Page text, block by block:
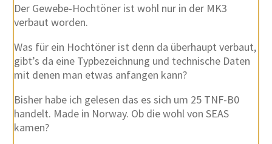
Der Gewebe-Hochtöner ist wohl nur in der MK3
verbaut worden.
Was für ein Hochtöner ist denn da überhaupt verbaut,
gibt’s da eine Typbezeichnung und technische Daten
mit denen man etwas anfangen kann?
Bisher habe ich gelesen das es sich um 25 TNF-B0
handelt. Made in Norway. Ob die wohl von SEAS
kamen?